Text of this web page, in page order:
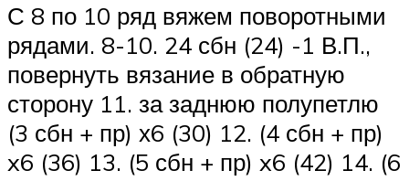
С 8 по 10 ряд вяжем поворотными
рядами. 8-10. 24 сбн (24) -1 В.П.,
повернуть вязание в обратную
сторону 11. за заднюю полупетлю
(3 сбн + пр) х6 (30) 12. (4 сбн + пр)
x6 (36) 13. (5 сбн + пр) x6 (42) 14. (6